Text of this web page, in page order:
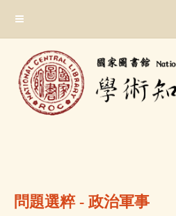
主
問題選粹 - 政治軍事